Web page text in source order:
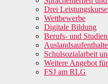
Drei Leistungskurse
Wettbewerbe
Digitale Bildung
Berufs- und
Auslandsaufenthalte
Schulsozialarbeit
Weitere Angebot
FSJ am RLG